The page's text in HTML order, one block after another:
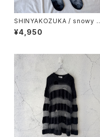
SHINYAKOZUKA / snowy s
ocks with anonymous ism
(ISSUE #9) / piled up
¥4,950